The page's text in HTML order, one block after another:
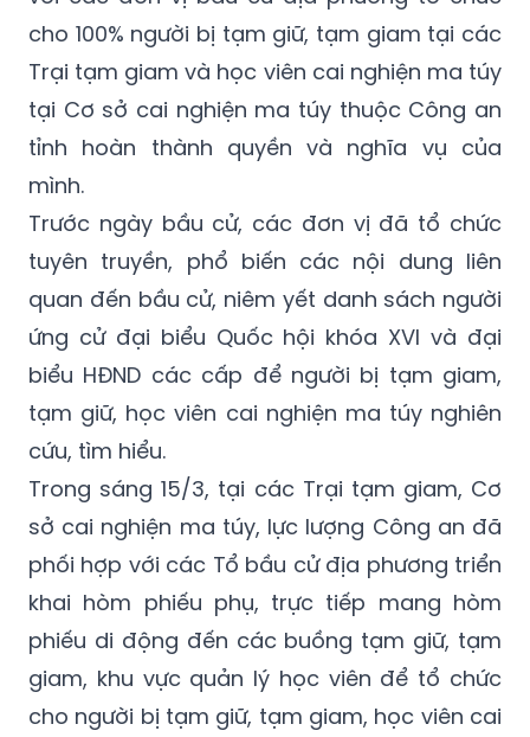
cho 100% người bị tạm giữ, tạm giam tại các
Trại tạm giam và học viên cai nghiện ma túy
tại Cơ sở cai nghiện ma túy thuộc Công an
tỉnh hoàn thành quyền và nghĩa vụ của
mình.
Trước ngày bầu cử, các đơn vị đã tổ chức
tuyên truyền, phổ biến các nội dung liên
quan đến bầu cử, niêm yết danh sách người
ứng cử đại biểu Quốc hội khóa XVI và đại
biểu HĐND các cấp để người bị tạm giam,
tạm giữ, học viên cai nghiện ma túy nghiên
cứu, tìm hiểu.
Trong sáng 15/3, tại các Trại tạm giam, Cơ
sở cai nghiện ma túy, lực lượng Công an đã
phối hợp với các Tổ bầu cử địa phương triển
khai hòm phiếu phụ, trực tiếp mang hòm
phiếu di động đến các buồng tạm giữ, tạm
giam, khu vực quản lý học viên để tổ chức
cho người bị tạm giữ, tạm giam, học viên cai